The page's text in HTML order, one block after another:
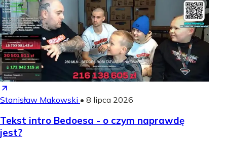
Stanisław Makowski • 8 lipca 2026
Tekst intro Bedoesa - o czym naprawdę
jest?